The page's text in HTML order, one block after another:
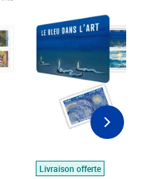
Livraison offerte